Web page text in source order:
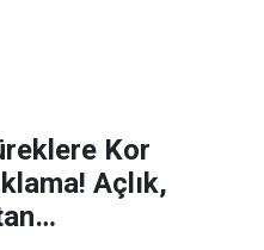
Kor
Açlık,